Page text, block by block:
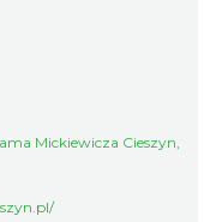
Mickiewicza Cieszyn,